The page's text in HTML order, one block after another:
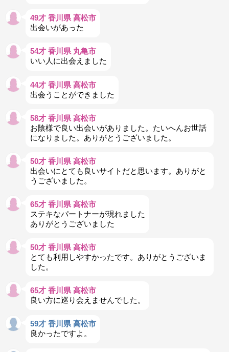
49才 香川県 高松市
出会いがあった
54才 香川県 丸亀市
いい人に出会えました
44才 香川県 高松市
出会うことができました
58才 香川県 高松市
お陰様で良い出会いがありました。たいへんお世話
になりました。ありがとうございました。
50才 香川県 高松市
出会いにとても良いサイトだと思います。ありがと
うございました。
65才 香川県 高松市
ステキなパートナーが現れました
ありがとうございました
50才 香川県 高松市
とても利用しやすかったです。ありがとうございま
した。
65才 香川県 高松市
良い方に巡り会えませんでした。
59才 香川県 高松市
良かったですよ。